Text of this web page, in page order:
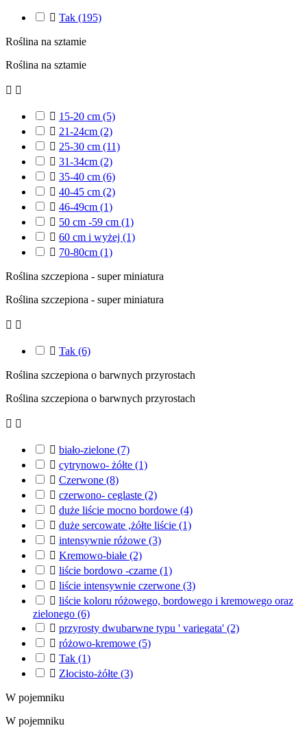
 Tak (195)
Roślina na sztamie
Roślina na sztamie
 
 15-20 cm (5)
 21-24cm (2)
 25-30 cm (11)
 31-34cm (2)
 35-40 cm (6)
 40-45 cm (2)
 46-49cm (1)
 50 cm -59 cm (1)
 60 cm i wyżej (1)
 70-80cm (1)
Roślina szczepiona - super miniatura
Roślina szczepiona - super miniatura
 
 Tak (6)
Roślina szczepiona o barwnych przyrostach
Roślina szczepiona o barwnych przyrostach
 
 biało-zielone (7)
 cytrynowo- żółte (1)
 Czerwone (8)
 czerwono- ceglaste (2)
 duże liście mocno bordowe (4)
 duże sercowate ,żółte liście (1)
 intensywnie różowe (3)
 Kremowo-białe (2)
 liście bordowo -czarne (1)
 liście intensywnie czerwone (3)
 liście koloru różowego, bordowego i kremowego oraz
zielonego (6)
 przyrosty dwubarwne typu ' variegata' (2)
 różowo-kremowe (5)
 Tak (1)
 Złocisto-żółte (3)
W pojemniku
W pojemniku